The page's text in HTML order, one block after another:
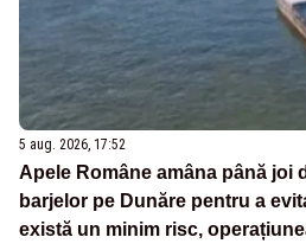
5 aug. 2026, 17:52
Apele Române amâna până joi
barjelor pe Dunăre pentru a
există un minim risc,